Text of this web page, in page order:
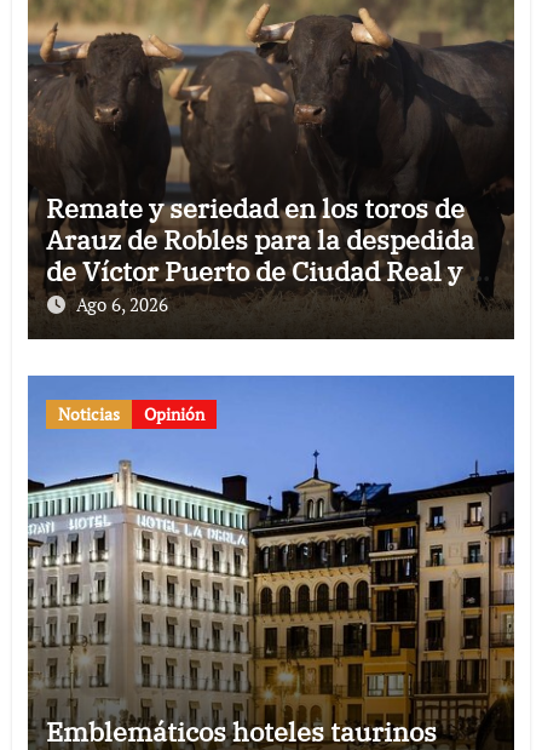
Remate y seriedad en los toros de
Arauz de Robles para la despedida
de Víctor Puerto de Ciudad Real y el
gran momento de Luque y Navalón
Ago 6, 2026
Noticias Opinión
Emblemáticos hoteles taurinos